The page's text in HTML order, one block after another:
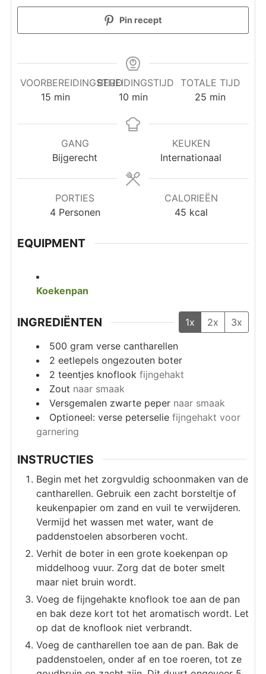
Pin recept
VOORBEREIDINGSTIJD
15 minuten
min
BEREIDINGSTIJD
10minuten
min
TOTALE TIJD
25 minuten
min
GANG
Bijgerecht
KEUKEN
Internationaal
PORTIES
4 Personen
CALORIEËN
45 kcal
EQUIPMENT
Koekenpan
INGREDIËNTEN 1x 2x
3x
500 gram verse cantharellen
2 eetlepels ongezouten boter
2 teentjes knoflook fijngehakt
Zout naar smaak
Versgemalen zwarte peper naar smaak
Optioneel: verse peterselie fijngehakt voor
garnering
INSTRUCTIES
Begin met het zorgvuldig schoonmaken van de
cantharellen. Gebruik een zacht borsteltje of
keukenpapier om zand en vuil te verwijderen.
Vermijd het wassen met water, want de
paddenstoelen absorberen vocht.
Verhit de boter in een grote koekenpan op
middelhoog vuur. Zorg dat de boter smelt
maar niet bruin wordt.
Voeg de fijngehakte knoflook toe aan de pan
en bak deze kort tot het aromatisch wordt. Let
op dat de knoflook niet verbrandt.
Voeg de cantharellen toe aan de pan. Bak de
paddenstoelen, onder af en toe roeren, tot ze